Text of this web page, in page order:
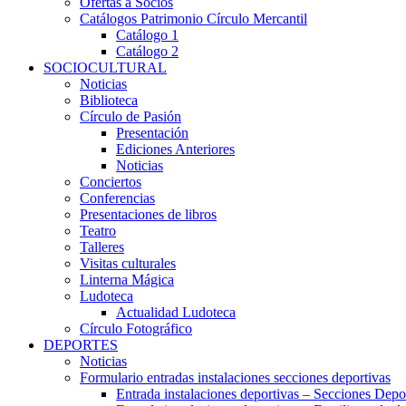
Catálogos Patrimonio Círculo Mercantil
Catálogo 1
Catálogo 2
SOCIOCULTURAL
Noticias
Biblioteca
Círculo de Pasión
Presentación
Ediciones Anteriores
Noticias
Conciertos
Conferencias
Presentaciones de libros
Teatro
Talleres
Visitas culturales
Linterna Mágica
Ludoteca
Actualidad Ludoteca
Círculo Fotográfico
DEPORTES
Noticias
Formulario entradas instalaciones secciones deportivas
Entrada instalaciones deportivas – Secciones